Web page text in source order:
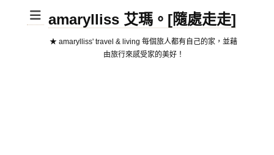
amarylliss 艾瑪。[隨處走走]
★ amarylliss' travel & living 每個旅人都有自己的家，並藉
由旅行來感受家的美好！